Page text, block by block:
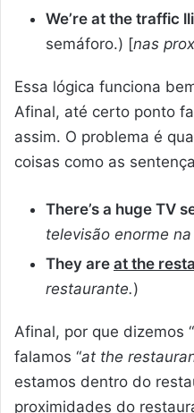
We’re at the traffic
semáforo.) [nas
Essa lógica funciona
Afinal, até certo ponto
assim. O problema é
coisas como as
There’s a huge TV
televisão enorme
They are at the
restaurante.)
Afinal, por que dizemos “
falamos “at the
estamos dentro do
proximidades do